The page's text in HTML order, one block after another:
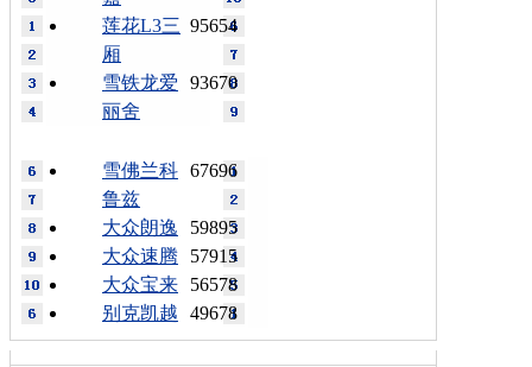
95654
莲花L3三
厢
93670
雪铁龙爱
丽舍
67696
雪佛兰科
鲁兹
59895
大众朗逸
57915
大众速腾
56578
大众宝来
49678
别克凯越